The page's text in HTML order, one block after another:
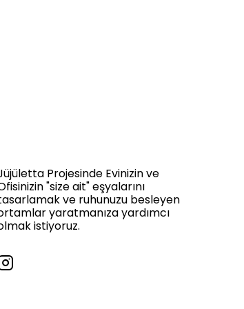
Projesinde Evinizin ve
"size ait" eşyalarını
ve ruhunuzu besleyen
yaratmanıza yardımcı
istiyoruz.